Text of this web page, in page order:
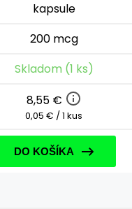
kapsule
200 mcg
Skladom (1 ks)
8,55 €
0,05 € / 1 kus
DO KOŠÍKA